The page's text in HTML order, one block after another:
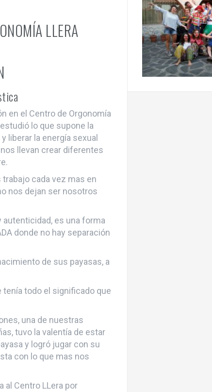
LLERA
en el Centro de Orgonomía
lo que supone la
liberar la energía sexual
llevan crear diferentes
cada vez mas en
nos dejan ser nosotros
es una forma
donde no hay separación
de sus payasas, a
todo el significado que
una de nuestras
tuvo la valentía de estar
y logró jugar con su
con lo que mas nos
al Centro LLera por